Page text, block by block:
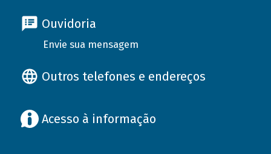
Ouvidoria
Envie sua mensagem
Outros telefones e endereços
Acesso à informação